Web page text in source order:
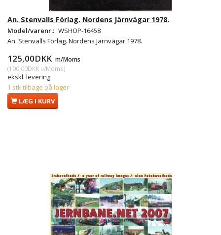
An. Stenvalls Förlag. Nordens Järnvägar 1978.
Model/varenr.: WSHOP-16458
An. Stenvalls Förlag. Nordens Järnvägar 1978.
125,00DKK m/Moms
(100,00DKK u/Moms)
ekskl. levering
1 stk tilbage på lager
LÆG I KURV